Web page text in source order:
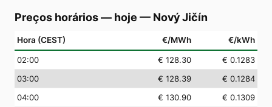
Preços horários — hoje — Nový Jičín
Hora (CEST) €/MWh €/kWh
02:00 € 128.30
€ 0.1283
03:00 € 128.39
€ 0.1284
04:00 € 130.90
€ 0.1309